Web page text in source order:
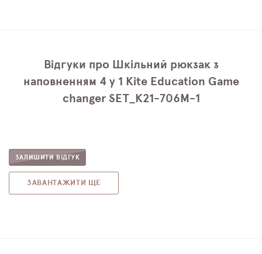
Відгуки про Шкільний рюкзак з
наповненням 4 у 1 Kite Education Game
changer SET_K21-706M-1
ЗАЛИШИТИ ВІДГУК
ЗАВАНТАЖИТИ ЩЕ